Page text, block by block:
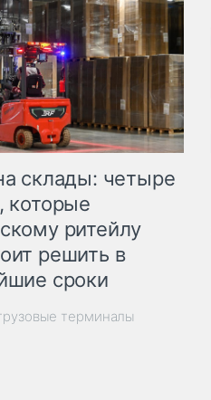
склады: четыре
которые
ритейлу
решить в
сроки
терминалы